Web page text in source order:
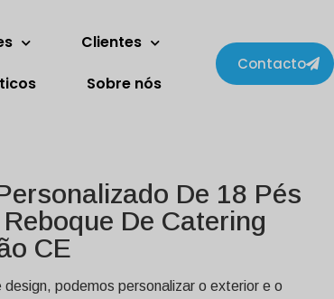
Clientes
Sobre nós
Contacto
De 18 Pés
De Catering
CE
podemos personalizar o exterior e o